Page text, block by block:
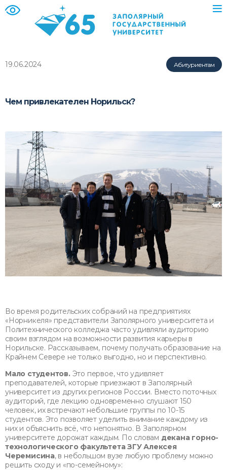
19.06.2024 Абитуриентам
Чем привлекателен Норильск?
Во время родительских собраний на предприятиях
«Норникеля» представители Заполярного университета и
Политехнического колледжа часто удивляли аудиторию
своим взглядом на возможности развития карьеры в
Норильске. Рассказываем, почему получать образование на
Крайнем Севере не только выгодно, но и перспективно.
Мало студентов. Это первое, что удивляет
преподавателей, которые приезжают в Заполярный
университет из других регионов России. Вместо поточных
аудиторий, где лекцию одновременно слушают 150
человек, их встречают небольшие группы по 10-15
студентов. Это позволяет уделить внимание каждому из
них и объяснить всё, что непонятно. В Заполярном
университете дорожат каждым. По словам декана горно-
технологического факультета ЗГУ Алексея
Черемисина, в небольшом вузе любую проблему можно
решить сходу и «по-семейному»: